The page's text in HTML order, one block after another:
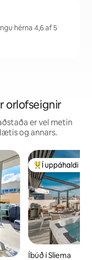
hérna 4,6 af 5
orlofseignir
er vel metin
og annars.
Í mestu
Í uppáhaldi
Íbúð í Sliema